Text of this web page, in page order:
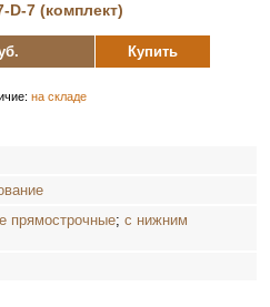
D-7 (комплект)
Купить
на складе
прямострочные;с нижним